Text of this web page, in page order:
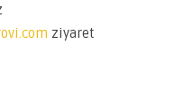
ziyaret